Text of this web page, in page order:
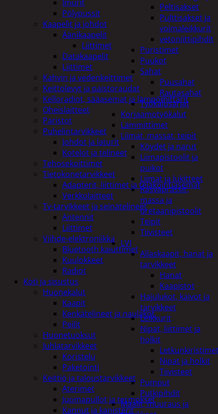
Peltisakset
Pulttisakset ja
voimaleikkurit
vetoniittipihdit
Puristimet
Puukot
Sahat
Puusahat
Rautasahat
Työkalusarjat
Korjaamotyökalut
Lämmittimet
Liimat, massat, teipit
Köydet ja narut
Liimapistoolit ja
puikot
Liimat ja lukitteet
Rasvaprässit,
massa ja
uretaanipistoolit
Teipit
Tiivisteet
LVI
Allaskaapit, hanat ja
tarvikkeet
Hanat
Kaapistot
Hajulukot, kaivot ja
tarvikkeet
Leikkurit
Nipat, liittimet ja
holkit
Nipat ja holkit
Tiivisteet
Pumput
Putkipihdit
Maalit, muuraus ja
Imurit
Pölypussit
Kaapelit ja johdot
Äänikaapelit
Liittimet
Datakaapelit
Liittimet
Kahvin ja vedenkeittimet
Keittolevyt ja paistoraudat
Kelloradiot, sääasemat ja lämpömittarit
Oheislaitteet
Paristot
Puhelintarvikkeet
Johdot ja laturit
Kotelot ja telineet
Tehosekoittimet
Tietokonetarvikkeet
Adapterit, liittimet ja telakointiasemat
Verkkolaitteet
Tv-tarvikkeet ja seinätelineet
Antennit
Liittimet
Viihde-elektroniikka
Bluetooth kaiuttimet
Kuulokkeet
Radiot
Koti ja sisustus
Huonekalut
Kaapit
Kenkätelineet ja naulakot
Peilit
Huonetuoksut
Juhlatarvikkeet
Koristelu
Paketointi
Keittiö ja taloustarvikkeet
Aterimet
Juomapullot ja termokset
Kannut ja kanisterit